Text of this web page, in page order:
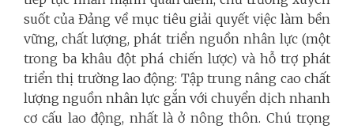
suốt của Đảng về mục tiêu giải quyết việc làm bền
vững, chất lượng, phát triển nguồn nhân lực (một
trong ba khâu đột phá chiến lược) và hỗ trợ phát
triển thị trường lao động: Tập trung nâng cao chất
lượng nguồn nhân lực gắn với chuyển dịch nhanh
cơ cấu lao động, nhất là ở nông thôn. Chú trọng